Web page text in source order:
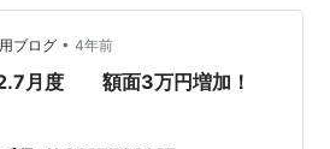
ンの返済目途の確保定年後にも続
投資資産で行える状態にすること
金の確保老後になっても現在の生
ブログ • 4年前
月度 額面3万円増加！